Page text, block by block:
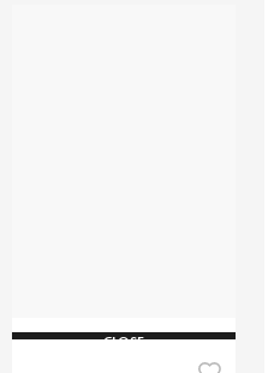
CLOSE